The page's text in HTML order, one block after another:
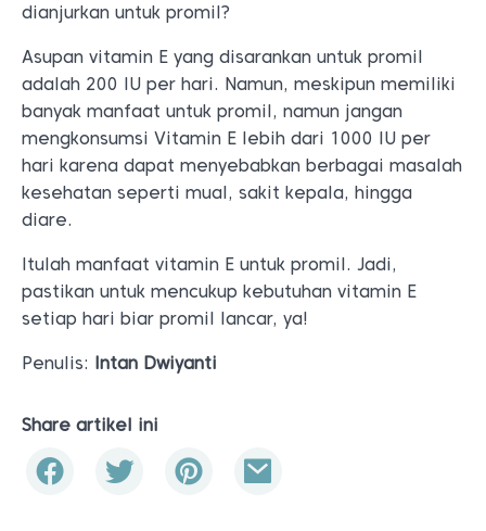
dianjurkan untuk promil?
Asupan vitamin E yang disarankan untuk promil
adalah 200 IU per hari. Namun, meskipun memiliki
banyak manfaat untuk promil, namun jangan
mengkonsumsi Vitamin E lebih dari 1000 IU per
hari karena dapat menyebabkan berbagai masalah
kesehatan seperti mual, sakit kepala, hingga
diare.
Itulah manfaat vitamin E untuk promil. Jadi,
pastikan untuk mencukup kebutuhan vitamin E
setiap hari biar promil lancar, ya!
Penulis: Intan Dwiyanti
Share artikel ini